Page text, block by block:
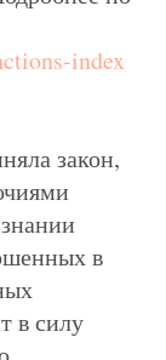
index
закон,
в
в силу